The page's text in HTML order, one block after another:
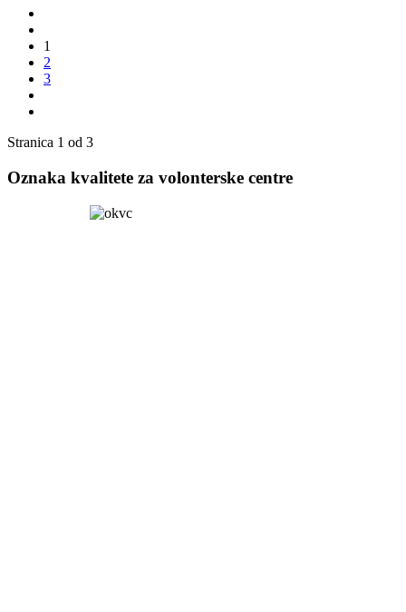
1
2
3
Stranica 1 od 3
Oznaka kvalitete za volonterske centre